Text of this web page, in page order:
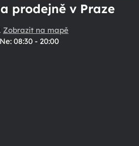
prodejně v Praze
Zobrazit na mapě
08:30 - 20:00